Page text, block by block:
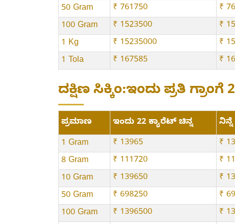
50 Gram
₹ 761750 ₹
100 Gram
₹ 1523500 ₹
1 Kg
₹ 15235000 ₹
1 Tola
₹ 167585 ₹
ದಕ್ಷಿಣ ಸಿಕ್ಕಿಂ:ಇಂದು ಪ್ರತಿ
ಪ್ರಮಾಣ ಇಂದು 22 ಕ್ಯಾರೆಟ್ ಚಿನ್ನ
1 Gram
₹ 13965 ₹
8 Gram
₹ 111720 ₹
10 Gram
₹ 139650 ₹
50 Gram
₹ 698250 ₹
100 Gram
₹ 1396500 ₹